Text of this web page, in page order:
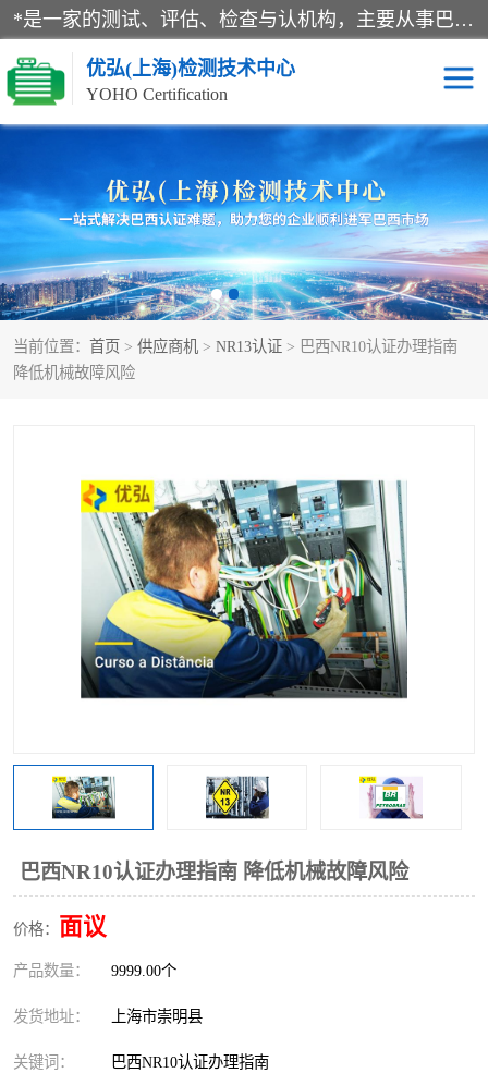
*是一家的测试、评估、检查与认机构，主要从事巴西NR10认证、NR12认证、NR13认证；ANATEL认证、INMTRO认证，欧盟CE认证：MD认证，PED认证，MID认证，ATEX认证，德国蓝色天使认证。
优弘(上海)检测技术中心
YOHO Certification
当前位置： 首页 > 供应商机 > NR13认证 > 巴西NR10认证办理指南
降低机械故障风险
巴西NR10认证办理指南 降低机械故障风险
价格： 面议
产品数量： 9999.00个
发货地址： 上海市崇明县
关键词： 巴西NR10认证办理指南
RECYCLASS认证 NR10认证
NR12认证 NR13认证
ART认证 巴西NR认证
巴西认证 RETIE认证